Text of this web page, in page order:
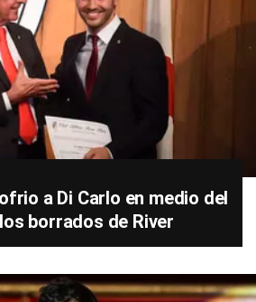
a Di Carlo en medio del
borrados de River